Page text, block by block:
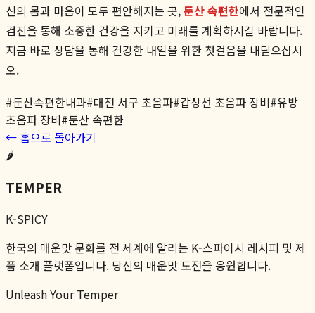
신의 몸과 마음이 모두 편안해지는 곳,둔산 속편한에서 전문적인
검진을 통해 소중한 건강을 지키고 미래를 계획하시길 바랍니다.
지금 바로 상담을 통해 건강한 내일을 위한 첫걸음을 내딛으십시
오.
#둔산속편한내과#대전 서구 초음파#갑상선 초음파 장비#유방
초음파 장비#둔산 속편한
← 홈으로 돌아가기
🌶️
TEMPER
K-SPICY
한국의 매운맛 문화를 전 세계에 알리는 K-스파이시 레시피 및 제
품 소개 플랫폼입니다. 당신의 매운맛 도전을 응원합니다.
Unleash Your Temper